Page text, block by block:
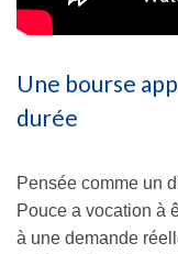
Une bourse
durée
Pensée comme un
Pouce a vocation à
à une demande